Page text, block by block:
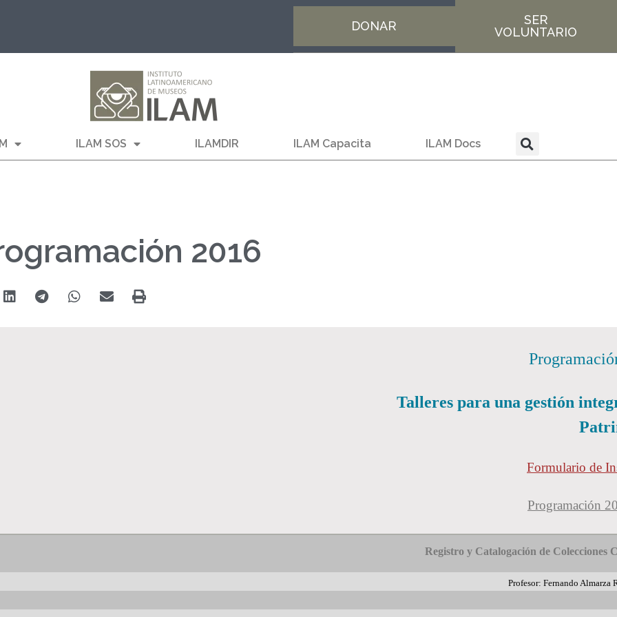
DONAR
SER
VOLUNTARIO
ILAM SOS ILAMDIR ILAM Capacita ILAM Docs
2016
Talleres para una gestión
Formulario de
Programación
Registro y Catalogación de Colecciones
Profesor: Fernando Almarza